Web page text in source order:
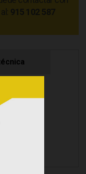
915 102 587